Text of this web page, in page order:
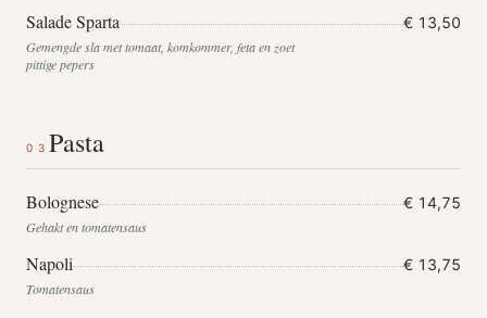
Salade Sparta € 13,50
Gemengde sla met tomaat, komkommer, feta en zoet
pittige pepers
03 Pasta
Bolognese € 14,75
Gehakt en tomatensaus
Napoli € 13,75
Tomatensaus